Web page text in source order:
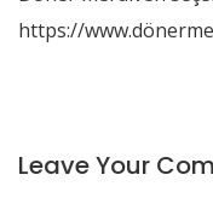
https://
Leave Your